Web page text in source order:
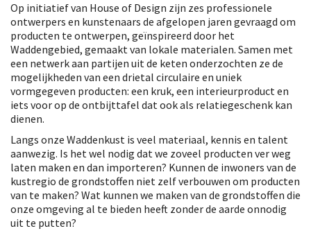
Op initiatief van House of Design zijn zes professionele
ontwerpers en kunstenaars de afgelopen jaren gevraagd om
producten te ontwerpen, geïnspireerd door het
Waddengebied, gemaakt van lokale materialen. Samen met
een netwerk aan partijen uit de keten onderzochten ze de
mogelijkheden van een drietal circulaire en uniek
vormgegeven producten: een kruk, een interieurproduct en
iets voor op de ontbijttafel dat ook als relatiegeschenk kan
dienen.
Langs onze Waddenkust is veel materiaal, kennis en talent
aanwezig. Is het wel nodig dat we zoveel producten ver weg
laten maken en dan importeren? Kunnen de inwoners van de
kustregio de grondstoffen niet zelf verbouwen om producten
van te maken? Wat kunnen we maken van de grondstoffen die
onze omgeving al te bieden heeft zonder de aarde onnodig
uit te putten?